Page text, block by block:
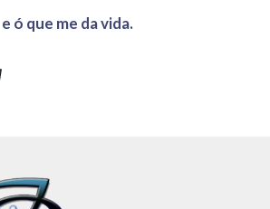
e ó que me da vida.